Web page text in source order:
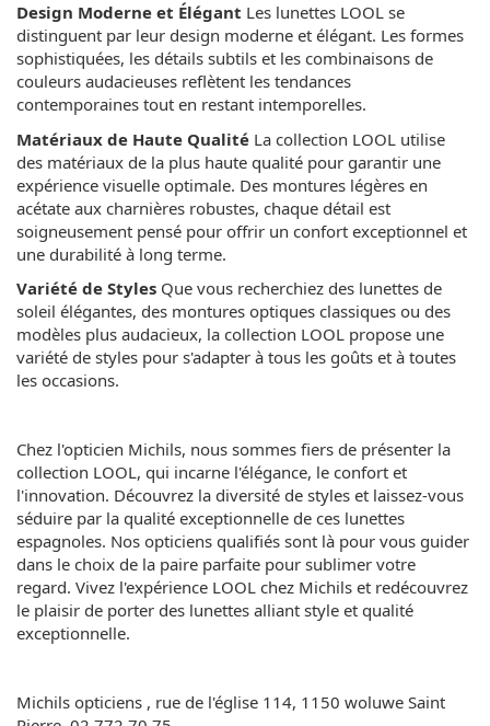
Design Moderne et Élégant Les lunettes LOOL se
distinguent par leur design moderne et élégant. Les formes
sophistiquées, les détails subtils et les combinaisons de
couleurs audacieuses reflètent les tendances
contemporaines tout en restant intemporelles.
Matériaux de Haute Qualité La collection LOOL utilise
des matériaux de la plus haute qualité pour garantir une
expérience visuelle optimale. Des montures légères en
acétate aux charnières robustes, chaque détail est
soigneusement pensé pour offrir un confort exceptionnel et
une durabilité à long terme.
Variété de Styles Que vous recherchiez des lunettes de
soleil élégantes, des montures optiques classiques ou des
modèles plus audacieux, la collection LOOL propose une
variété de styles pour s'adapter à tous les goûts et à toutes
les occasions.
Chez l'opticien Michils, nous sommes fiers de présenter la
collection LOOL, qui incarne l'élégance, le confort et
l'innovation. Découvrez la diversité de styles et laissez-vous
séduire par la qualité exceptionnelle de ces lunettes
espagnoles. Nos opticiens qualifiés sont là pour vous guider
dans le choix de la paire parfaite pour sublimer votre
regard. Vivez l'expérience LOOL chez Michils et redécouvrez
le plaisir de porter des lunettes alliant style et qualité
exceptionnelle.
Michils opticiens , rue de l'église 114, 1150 woluwe Saint